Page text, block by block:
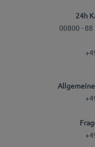
24h
00800 -
Allgemeine